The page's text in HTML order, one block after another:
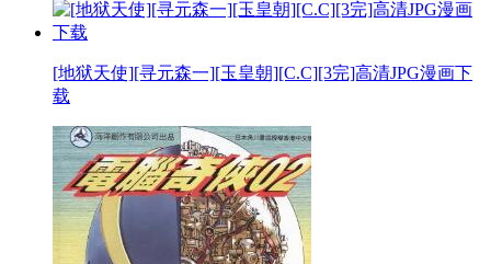
[地狱天使][寻元森一][玉皇朝][C.C][3完]高清JPG漫画下
载